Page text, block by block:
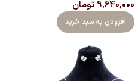
9,640,000 تومان
افزودن به سبد خرید